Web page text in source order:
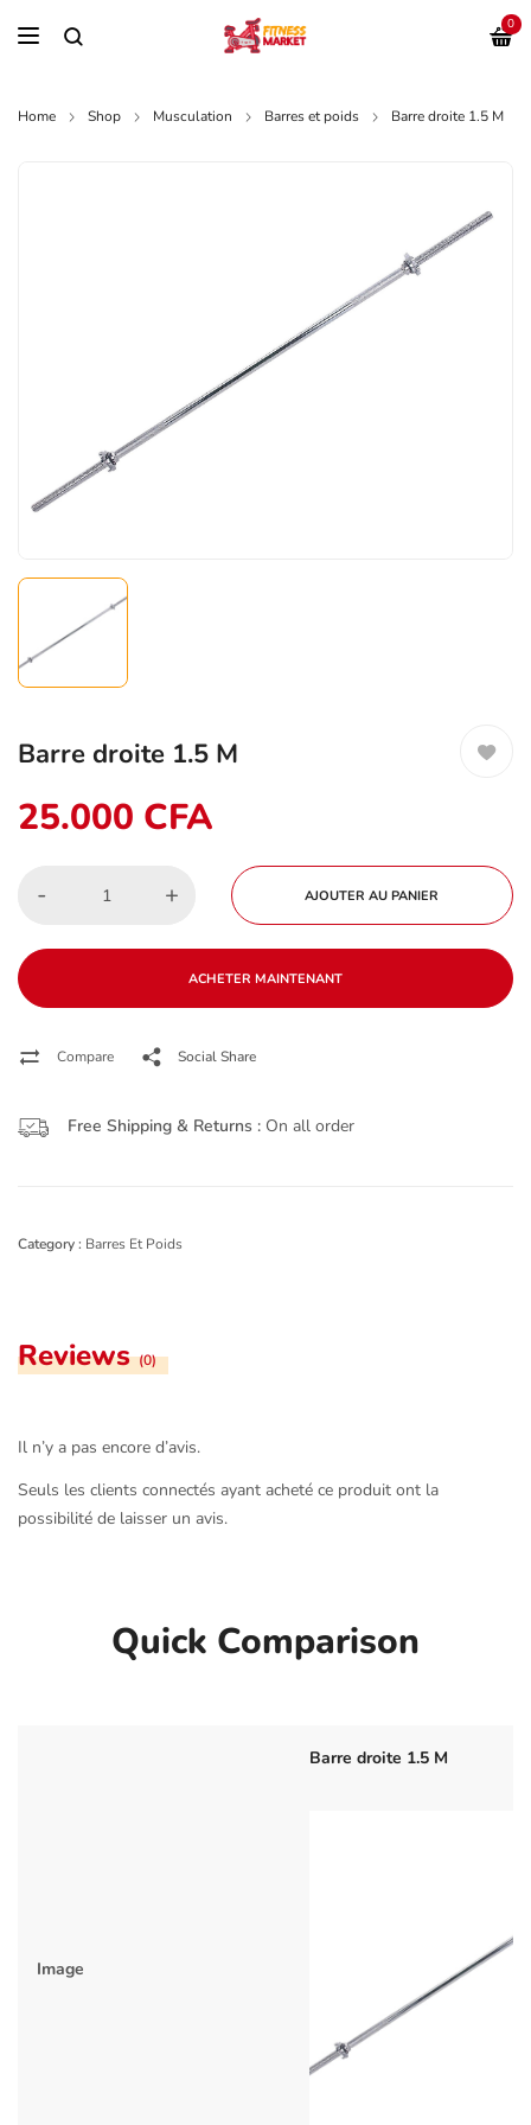
0
Home Shop Musculation Barres et poids Barre droite 1.5 M
Barre droite 1.5 M
25.000 CFA
- + AJOUTER AU PANIER
ACHETER MAINTENANT
Compare Social Share
Free Shipping & Returns : On all order
Category : Barres Et Poids
Reviews(0)
Il n’y a pas encore d’avis.
Seuls les clients connectés ayant acheté ce produit ont la
possibilité de laisser un avis.
Quick Comparison
Barre droite 1.5 M
Image